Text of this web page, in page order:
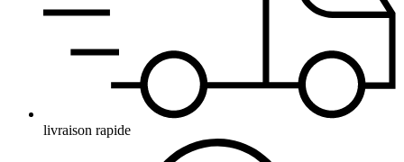
livraison rapide